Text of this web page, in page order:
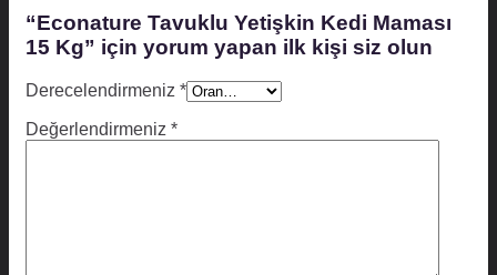
“Econature Tavuklu Yetişkin Kedi Maması
15 Kg” için yorum yapan ilk kişi siz olun
Derecelendirmeniz *
Değerlendirmeniz *